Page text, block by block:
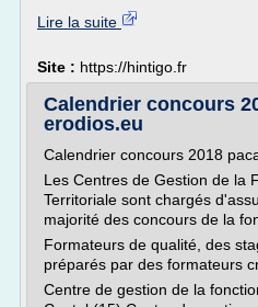
Lire la suite
Site : https://hintigo.fr
Calendrier concours
erodios.eu
Calendrier concours 2018
Les Centres de Gestion de la
Territoriale sont chargés
majorité des concours de la
Formateurs de qualité, des
préparés par des formateurs
Centre de gestion de la